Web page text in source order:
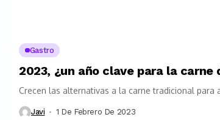
Gastro
2023, ¿un año clave para la carne
Crecen las alternativas a la carne tradicional para
Javi 1 De Febrero De 2023